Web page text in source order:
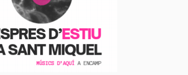
es fan forts davant una demanda
que ja és històric